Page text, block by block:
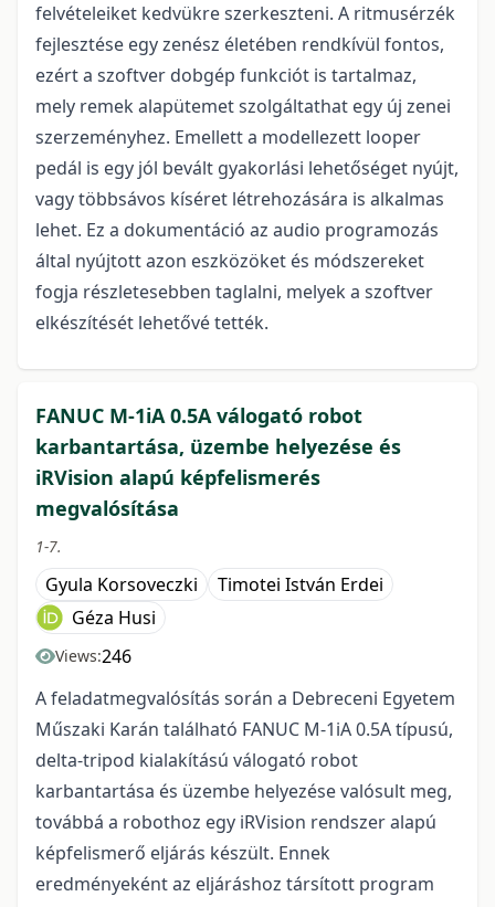
felvételeiket kedvükre szerkeszteni. A ritmusérzék
fejlesztése egy zenész életében rendkívül fontos,
ezért a szoftver dobgép funkciót is tartalmaz,
mely remek alapütemet szolgáltathat egy új zenei
szerzeményhez. Emellett a modellezett looper
pedál is egy jól bevált gyakorlási lehetőséget nyújt,
vagy többsávos kíséret létrehozására is alkalmas
lehet. Ez a dokumentáció az audio programozás
által nyújtott azon eszközöket és módszereket
fogja részletesebben taglalni, melyek a szoftver
elkészítését lehetővé tették.
FANUC M-1iA 0.5A válogató robot
karbantartása, üzembe helyezése és
iRVision alapú képfelismerés
megvalósítása
1-7.
Gyula Korsoveczki
Timotei István Erdei
Géza Husi
Views:246
A feladatmegvalósítás során a Debreceni Egyetem
Műszaki Karán található FANUC M-1iA 0.5A típusú,
delta-tripod kialakítású válogató robot
karbantartása és üzembe helyezése valósult meg,
továbbá a robothoz egy iRVision rendszer alapú
képfelismerő eljárás készült. Ennek
eredményeként az eljáráshoz társított program